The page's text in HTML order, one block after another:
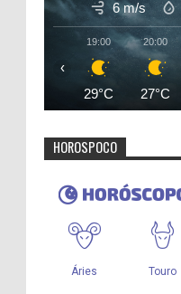
6 m/s
19:00
29°C
20:00
27°C
‹
HOROSPOCO